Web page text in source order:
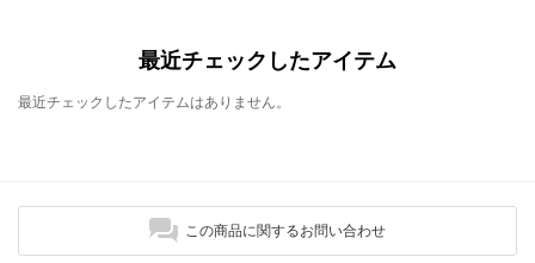
最近チェックしたアイテム
最近チェックしたアイテムはありません。
この商品に関するお問い合わせ